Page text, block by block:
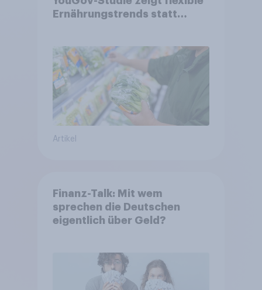
Ernährungstrends statt
Artikel
Finanz-Talk: Mit wem
sprechen die Deutschen
eigentlich über Geld?